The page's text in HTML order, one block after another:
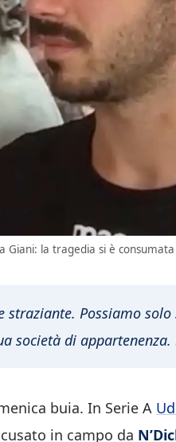
Giani: la tragedia si è
straziante. Possiamo
di appartenenza.
buia. In Serie A
in campo da